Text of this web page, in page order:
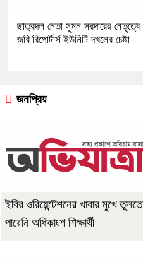
ছাত্রদল নেতা সুমন সরদারের নেতৃত্বে
জবি রিপোর্টার্স ইউনিটি দখলের চেষ্টা
জনপ্রিয়
ইবির ওরিয়েন্টেশনের খাবার মুখে তুলতে
পারেনি অধিকাংশ শিক্ষার্থী